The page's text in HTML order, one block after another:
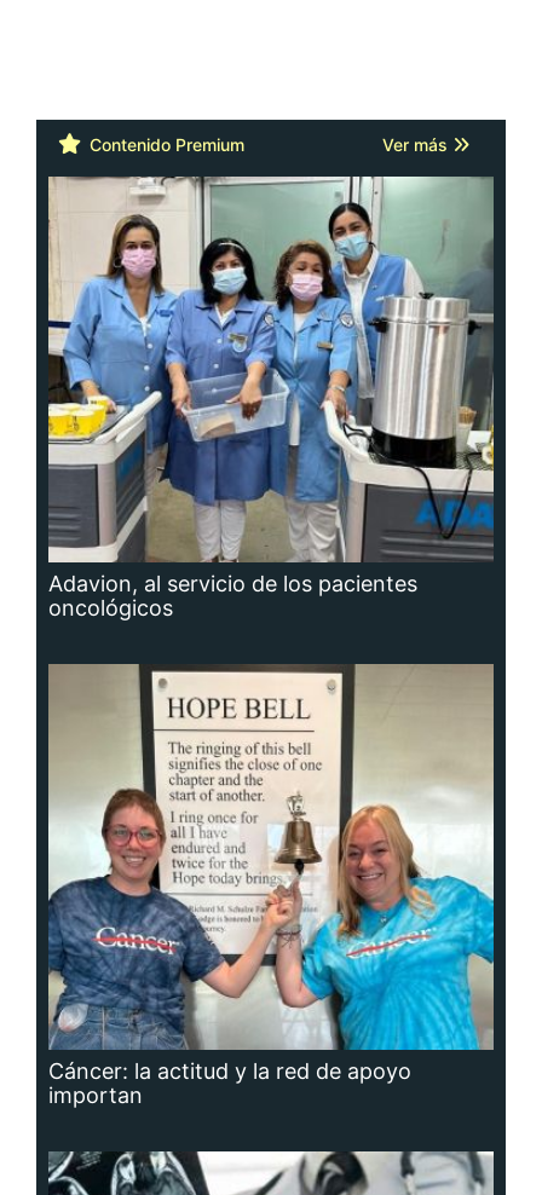
Contenido Premium Ver más
Adavion, al servicio de los pacientes
oncológicos
Cáncer: la actitud y la red de apoyo
importan